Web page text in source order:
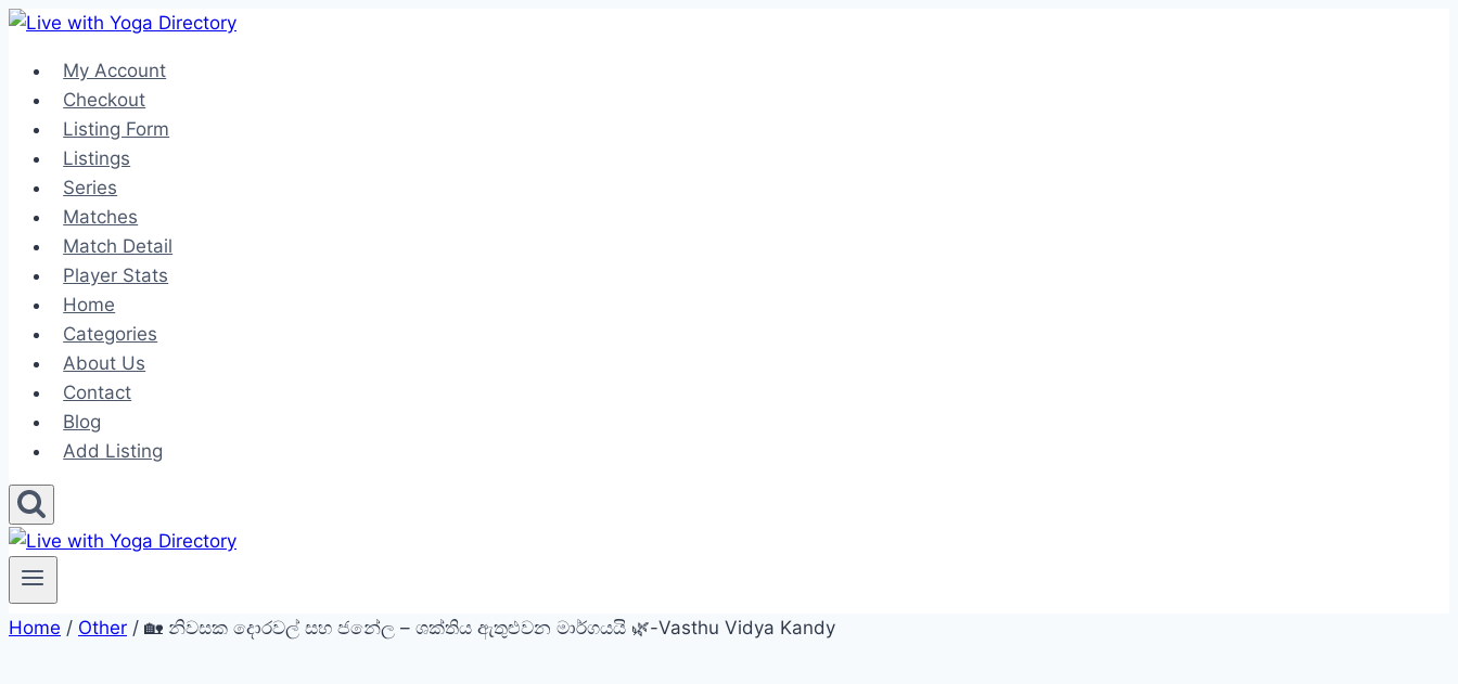
Skip
contentMy Account
Checkout
Listing Form
Listings
Series
Matches
Match Detail
Player Stats
Home
Categories
About Us
Contact
Blog
Add Listing
Home / Other / 🏡 නිවසක දොරවල් සහ ජනේල – ශක්තිය ඇතුළුවන මාර්ගයයි 🌿-Vasthu Vidya Kandy